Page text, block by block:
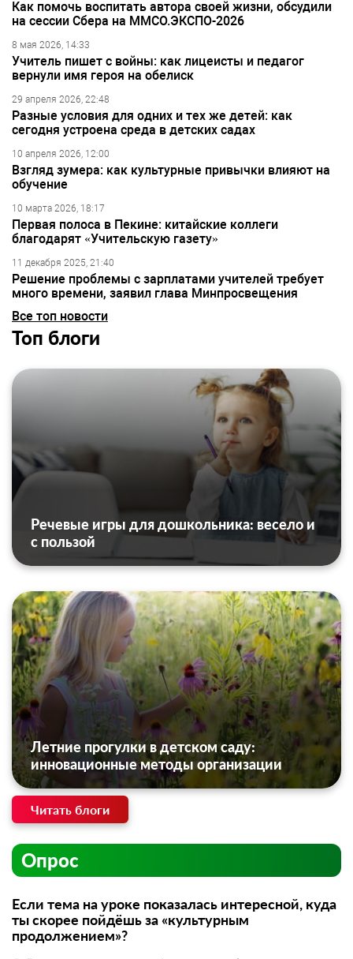
Как помочь воспитать автора своей жизни, обсудили
на сессии Сбера на ММСО.ЭКСПО-2026
8 мая 2026, 14:33
Учитель пишет с войны: как лицеисты и педагог
вернули имя героя на обелиск
29 апреля 2026, 22:48
Разные условия для одних и тех же детей: как
сегодня устроена среда в детских садах
10 апреля 2026, 12:00
Взгляд зумера: как культурные привычки влияют на
обучение
10 марта 2026, 18:17
Первая полоса в Пекине: китайские коллеги
благодарят «Учительскую газету»
11 декабря 2025, 21:40
Решение проблемы с зарплатами учителей требует
много времени, заявил глава Минпросвещения
Все топ новости
Топ блоги
Речевые игры для дошкольника: весело и
с пользой
Летние прогулки в детском саду:
инновационные методы организации
Читать блоги
Опрос
Если тема на уроке показалась интересной, куда
ты скорее пойдёшь за «культурным
продолжением»?